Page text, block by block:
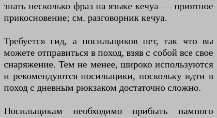
знать несколько фраз на языке кечуа — приятное
прикосновение; см. разговорник кечуа.
Требуется гид, а носильщиков нет, так что вы
можете отправиться в поход, взяв с собой все свое
снаряжение. Тем не менее, широко используются
и рекомендуются носильщики, поскольку идти в
поход с дневным рюкзаком достаточно сложно.
Носильщикам необходимо прибыть намного